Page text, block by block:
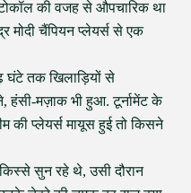
की वजह से औपचारिक था
मोदी चैंपियन प्लेयर्स से एक
घंटे तक खिलाड़ियों से
हंसी-मज़ाक भी हुआ. टूर्नामेंट के
की प्लेयर्स मायूस हुई तो किसने
सुन रहे थे, उसी दौरान